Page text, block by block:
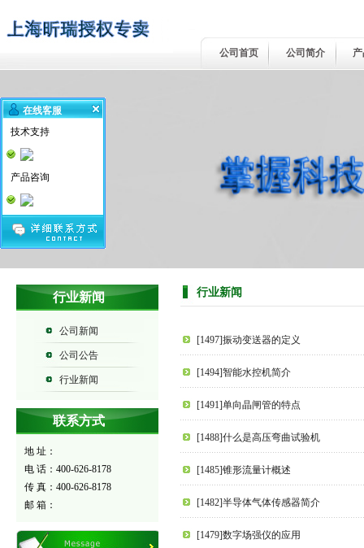
公司首页 公司简介
行业新闻
公司新闻
公司公告
行业新闻
联系方式
地 址：
电 话：400-626-8178
传 真：400-626-8178
邮 箱：
行业新闻
[1497]振动变送器的定义
[1494]智能水控机简介
[1491]单向晶闸管的特点
[1488]什么是高压弯曲试验机
[1485]锥形流量计概述
[1482]半导体气体传感器简介
[1479]数字场强仪的应用
在线客服
技术支持
产品咨询